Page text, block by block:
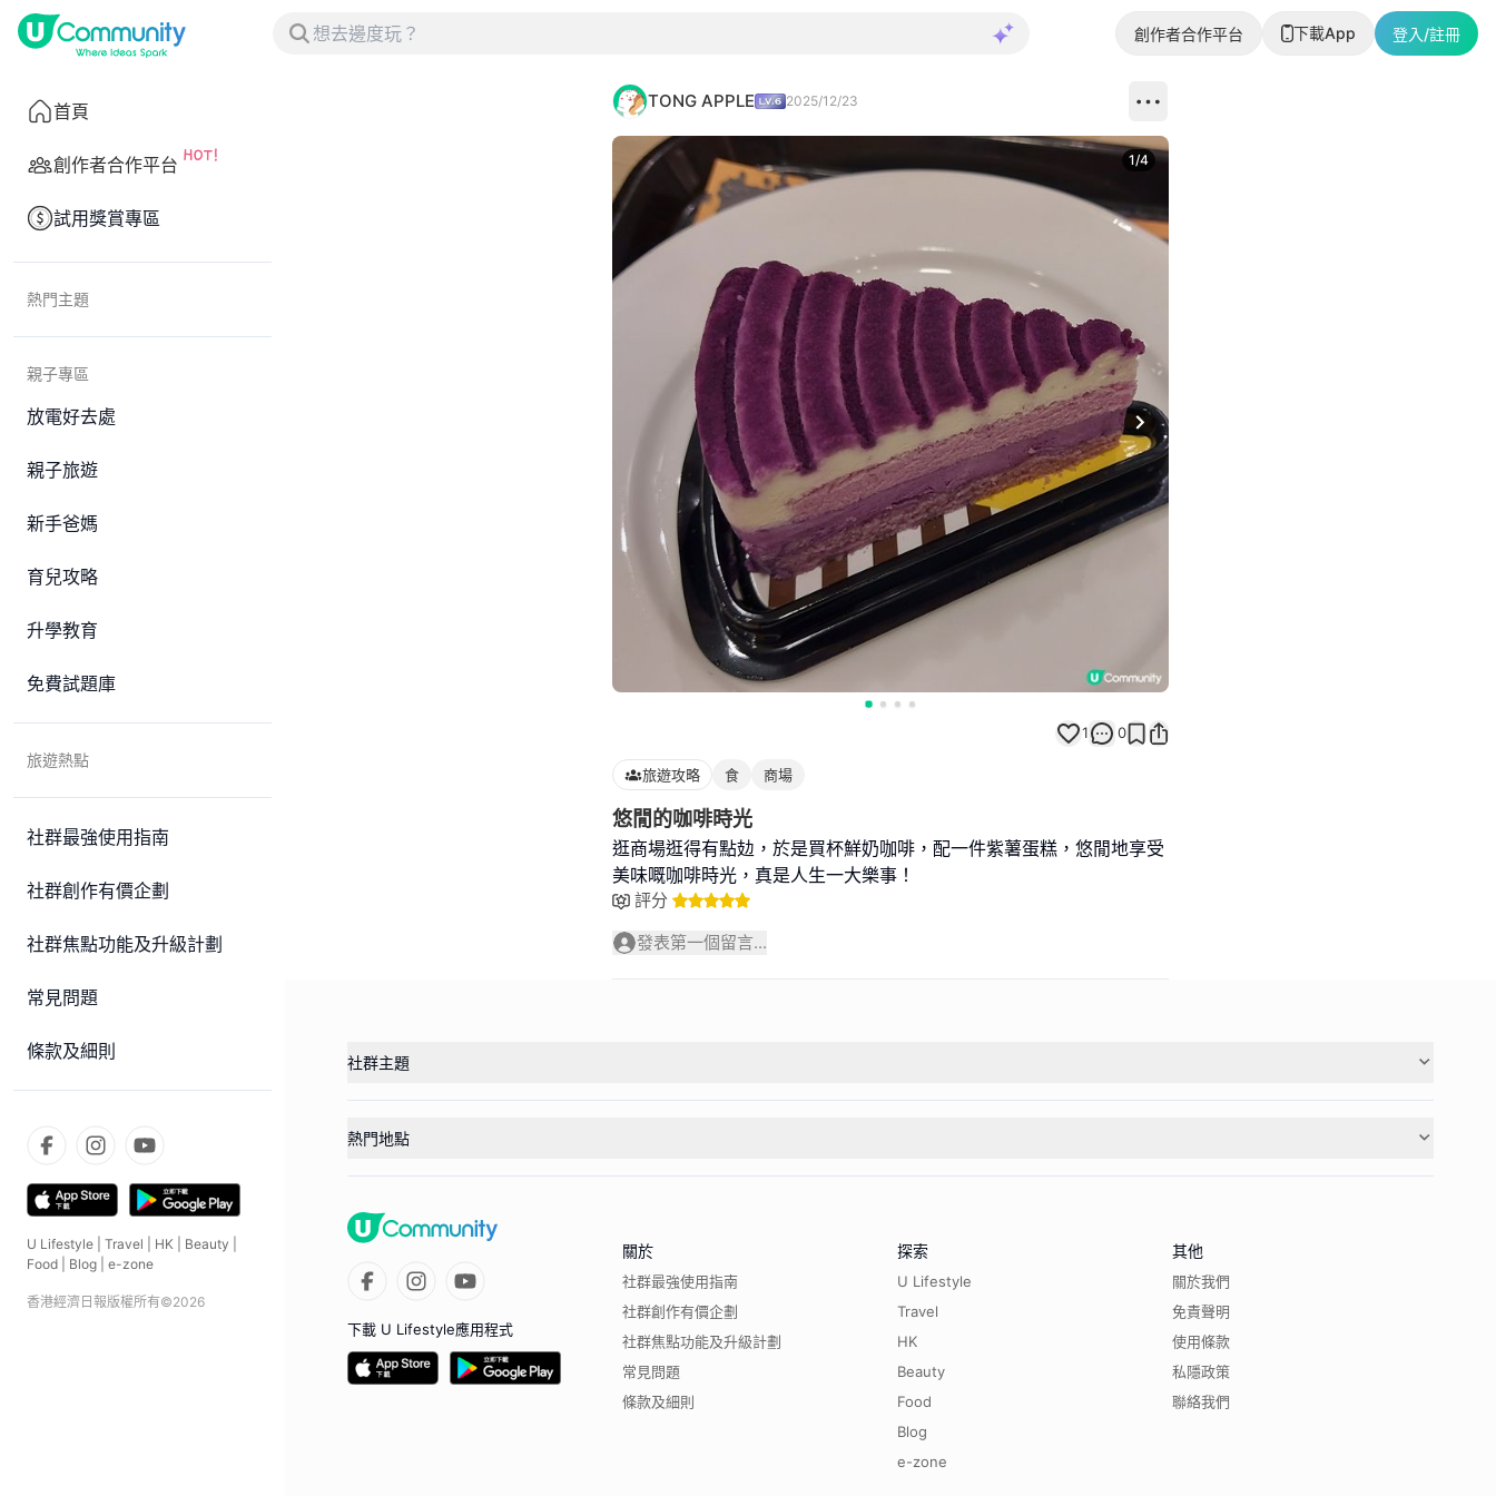
創作者合作平台 下載App 登入/註冊
首頁
創作者合作平台
試用獎賞專區
熱門主題
親子專區
放電好去處
親子旅遊
新手爸媽
育兒攻略
升學教育
免費試題庫
旅遊熱點
社群最強使用指南
社群創作有價企劃
社群焦點功能及升級計劃
常見問題
條款及細則
U Lifestyle Travel HK Beauty
Food
Blog e-zone
香港經濟日報版權所有©2026
TONG APPLE 2025/12/23
Next slide
1/4
1 0
旅遊攻略 食 商場
悠閒的咖啡時光
逛商場逛得有點攰，於是買杯鮮奶咖啡，配一件紫薯蛋糕，悠閒地享受
美味嘅咖啡時光，真是人生一大樂事！
評分
發表第一個留言...
社群主題
熱門地點
下載 U Lifestyle應用程式
關於
社群最強使用指南
社群創作有價企劃
社群焦點功能及升級計劃
常見問題
條款及細則
探索
U Lifestyle
Travel
HK
Beauty
Food
Blog
e-zone
其他
關於我們
免責聲明
使用條款
私隱政策
聯絡我們